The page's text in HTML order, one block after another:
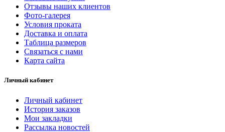
Отзывы наших клиентов
Фото-галерея
Условия проката
Доставка и оплата
Таблица размеров
Связаться с нами
Карта сайта
Личный кабинет
Личный кабинет
История заказов
Мои закладки
Рассылка новостей